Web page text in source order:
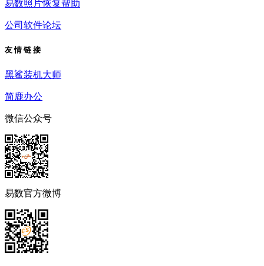
易数照片恢复帮助
公司软件论坛
友 情 链 接
黑鲨装机大师
简鹿办公
微信公众号
易数官方微博